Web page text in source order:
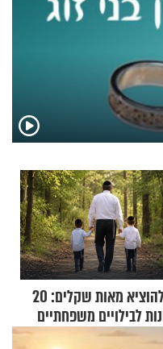
בלי להוציא מאות שקלים: 20
לבילויים משפחתיים
בחינם